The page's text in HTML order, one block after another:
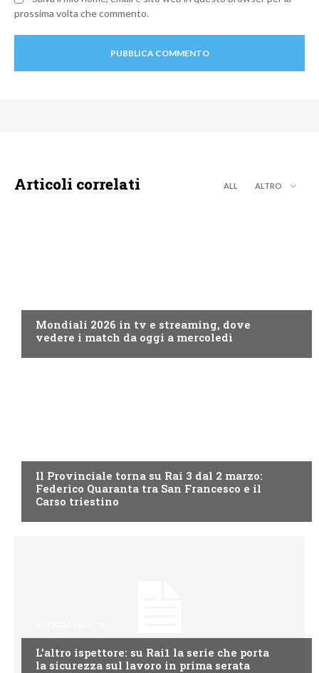
prossima volta che commento.
Articoli correlati ALL ALTRO
Mondiali 2026 in tv e streaming, dove
vedere i match da oggi a mercoledì
Il Provinciale torna su Rai 3 dal 2 marzo:
Federico Quaranta tra San Francesco e il
Carso triestino
L’altro ispettore: su Rai1 la serie che porta
la sicurezza sul lavoro in prima serata